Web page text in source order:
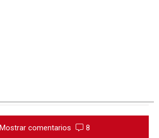
Mostrar comentarios 8